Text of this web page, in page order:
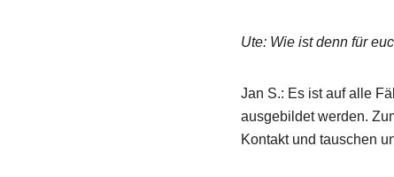
Ute: Wie ist denn für
Jan S.: Es ist auf alle
ausgebildet werden.
Kontakt und tauschen